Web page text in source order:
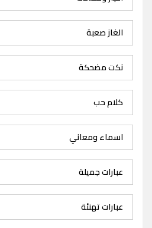
الغاز صعبة
نكت مضحكة
كلام حب
اسماء ومعاني
عبارات جميلة
عبارات تهنئة